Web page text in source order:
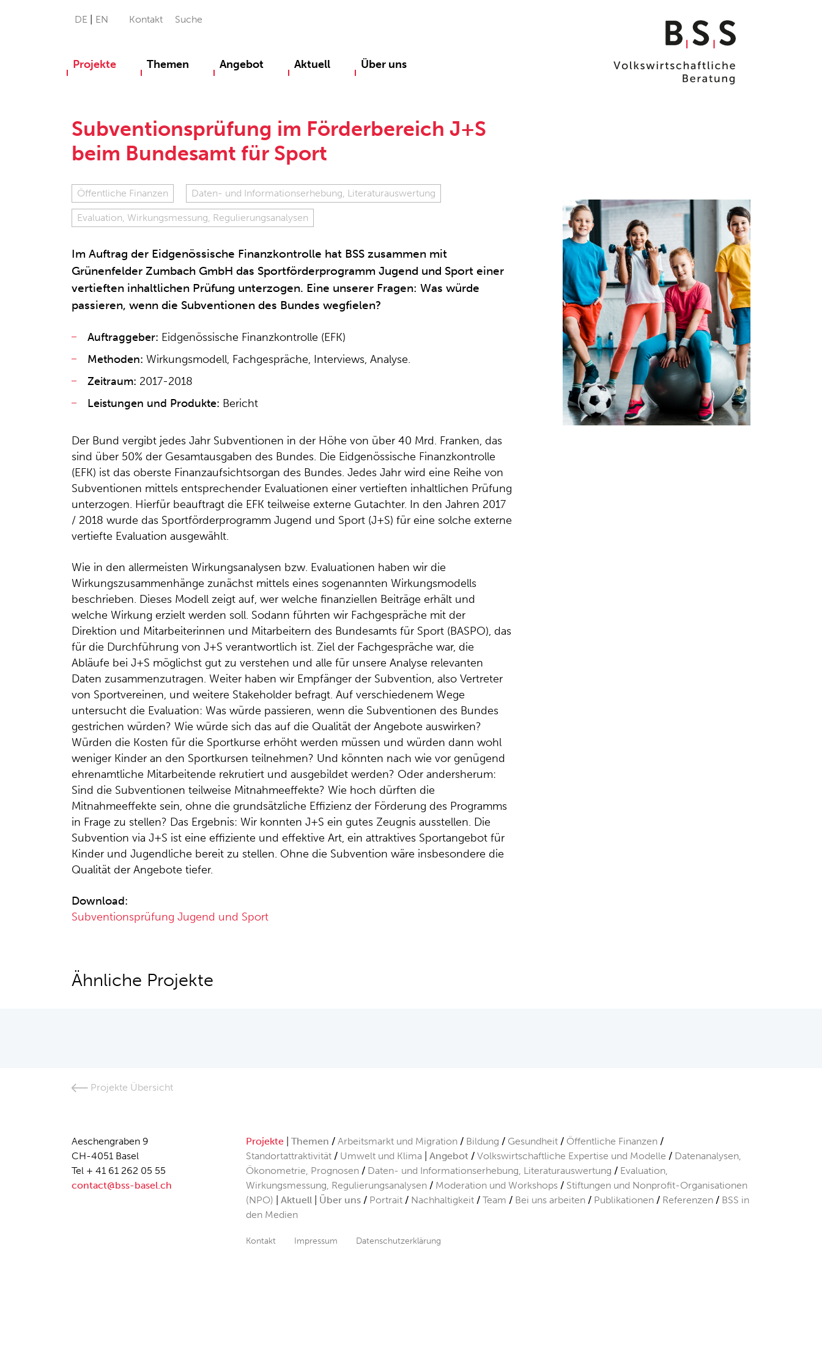
DE EN Kontakt Suche
Projekte Themen Angebot Aktuell Über uns
Subventionsprüfung im Förderbereich J+S
beim Bundesamt für Sport
Öffentliche Finanzen Daten- und Informationserhebung, Literaturauswertung
Evaluation, Wirkungsmessung, Regulierungsanalysen
Im Auftrag der Eidgenössische Finanzkontrolle hat BSS zusammen mit
Grünenfelder Zumbach GmbH das Sportförderprogramm Jugend und Sport einer
vertieften inhaltlichen Prüfung unterzogen. Eine unserer Fragen: Was würde
passieren, wenn die Subventionen des Bundes wegfielen?
Auftraggeber: Eidgenössische Finanzkontrolle (EFK)
Methoden: Wirkungsmodell, Fachgespräche, Interviews, Analyse.
Zeitraum: 2017-2018
Leistungen und Produkte: Bericht
Der Bund vergibt jedes Jahr Subventionen in der Höhe von über 40 Mrd. Franken, das
sind über 50% der Gesamtausgaben des Bundes. Die Eidgenössische Finanzkontrolle
(EFK) ist das oberste Finanzaufsichtsorgan des Bundes. Jedes Jahr wird eine Reihe von
Subventionen mittels entsprechender Evaluationen einer vertieften inhaltlichen Prüfung
unterzogen. Hierfür beauftragt die EFK teilweise externe Gutachter. In den Jahren 2017
/ 2018 wurde das Sportförderprogramm Jugend und Sport (J+S) für eine solche externe
vertiefte Evaluation ausgewählt.
Wie in den allermeisten Wirkungsanalysen bzw. Evaluationen haben wir die
Wirkungszusammenhänge zunächst mittels eines sogenannten Wirkungsmodells
beschrieben. Dieses Modell zeigt auf, wer welche finanziellen Beiträge erhält und
welche Wirkung erzielt werden soll. Sodann führten wir Fachgespräche mit der
Direktion und Mitarbeiterinnen und Mitarbeitern des Bundesamts für Sport (BASPO), das
für die Durchführung von J+S verantwortlich ist. Ziel der Fachgespräche war, die
Abläufe bei J+S möglichst gut zu verstehen und alle für unsere Analyse relevanten
Daten zusammenzutragen. Weiter haben wir Empfänger der Subvention, also Vertreter
von Sportvereinen, und weitere Stakeholder befragt. Auf verschiedenem Wege
untersucht die Evaluation: Was würde passieren, wenn die Subventionen des Bundes
gestrichen würden? Wie würde sich das auf die Qualität der Angebote auswirken?
Würden die Kosten für die Sportkurse erhöht werden müssen und würden dann wohl
weniger Kinder an den Sportkursen teilnehmen? Und könnten nach wie vor genügend
ehrenamtliche Mitarbeitende rekrutiert und ausgebildet werden? Oder andersherum:
Sind die Subventionen teilweise Mitnahmeeffekte? Wie hoch dürften die
Mitnahmeeffekte sein, ohne die grundsätzliche Effizienz der Förderung des Programms
in Frage zu stellen? Das Ergebnis: Wir konnten J+S ein gutes Zeugnis ausstellen. Die
Subvention via J+S ist eine effiziente und effektive Art, ein attraktives Sportangebot für
Kinder und Jugendliche bereit zu stellen. Ohne die Subvention wäre insbesondere die
Qualität der Angebote tiefer.
Download:
Subventionsprüfung Jugend und Sport
Ähnliche Projekte
Projekte Übersicht
Aeschengraben 9
CH-4051 Basel
Tel + 41 61 262 05 55
contact@bss-basel.ch
Projekte Themen Arbeitsmarkt und Migration Bildung Gesundheit
Öffentliche Finanzen
Standortattraktivität
Umwelt und Klima Angebot Volkswirtschaftliche Expertise und Modelle
Datenanalysen,
Ökonometrie, Prognosen
Daten- und Informationserhebung, Literaturauswertung
Evaluation,
Wirkungsmessung, Regulierungsanalysen
Moderation und Workshops
Stiftungen und Nonprofit-Organisationen
(NPO)
Aktuell Über uns Portrait Nachhaltigkeit Team Bei uns arbeiten Publikationen Referenzen
BSS in
den Medien
Kontakt Impressum Datenschutzerklärung